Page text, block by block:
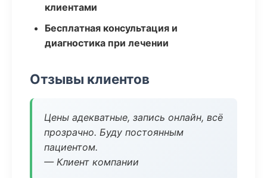
клиентами
Бесплатная консультация и
диагностика при лечении
Отзывы клиентов
Цены адекватные, запись онлайн, всё
прозрачно. Буду постоянным
пациентом.
— Клиент компании